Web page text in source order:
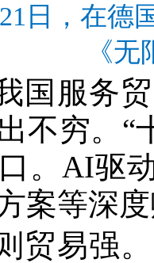
日，在德
《
国服务
不穷。“
。AI驱
案等深
贸易强